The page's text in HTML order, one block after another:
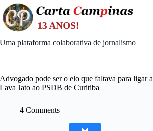
Skip
to
content
Uma plataforma colaborativa de jornalismo
Advogado pode ser o elo que faltava para ligar a
Lava Jato ao PSDB de Curitiba
4 Comments